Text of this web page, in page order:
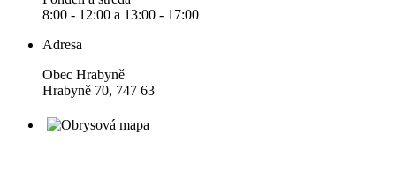
8:00 - 12:00 a 13:00 - 17:00
Adresa
Obec Hrabyně
Hrabyně 70, 747 63